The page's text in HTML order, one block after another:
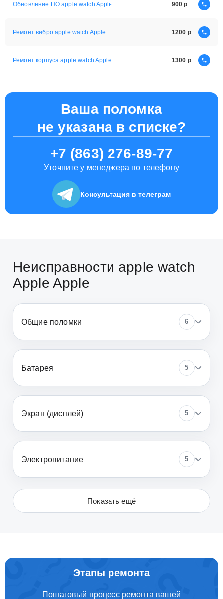
Обновление ПО apple watch Apple 900
Ремонт вибро apple watch Apple 1200
Ремонт корпуса apple watch Apple 1300
Ваша поломка
не указана в списке?
+7 (863) 276-89-77
Уточните у менеджера по телефону
Консультация в телеграм
Неисправности apple watch
Apple Apple
Общие поломки 6
Батарея 5
Экран (дисплей) 5
Электропитание 5
Показать ещё
Этапы ремонта
Пошаговый процесс ремонта вашей